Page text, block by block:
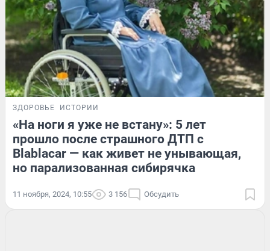
ЗДОРОВЬЕ ИСТОРИИ
«На ноги я уже не встану»: 5 лет
прошло после страшного ДТП с
Blablacar — как живет не унывающая,
но парализованная сибирячка
11 ноября, 2024, 10:55 3 156 Обсудить